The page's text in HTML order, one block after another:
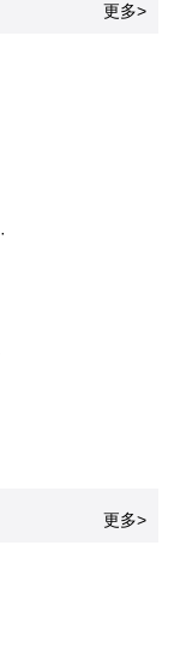
更多>
更多>